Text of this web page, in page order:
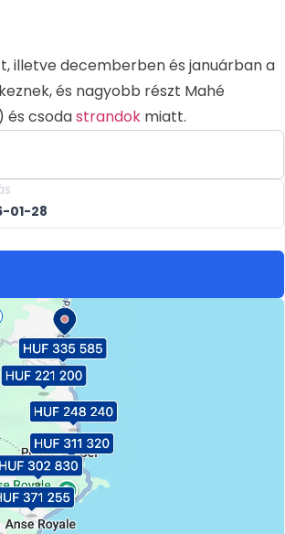
illetve decemberben és januárban a
és nagyobb részt Mahé
és csodastrandok miatt.